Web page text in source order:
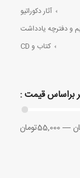
آثار دکوراتیو
و دفترچه یادداشت
کتاب و CD
براساس قیمت :
—55,000تومان